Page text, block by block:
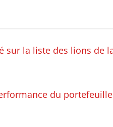
sur la liste des lions de
du